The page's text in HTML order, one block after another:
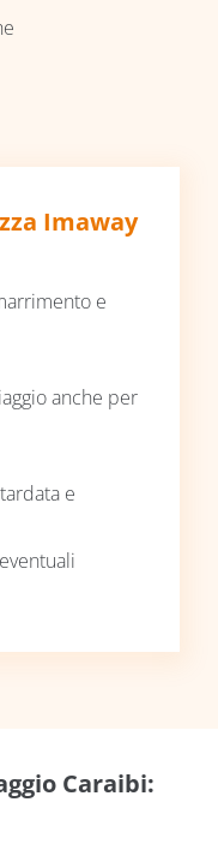
Imaway
e
anche per
e
Caraibi: